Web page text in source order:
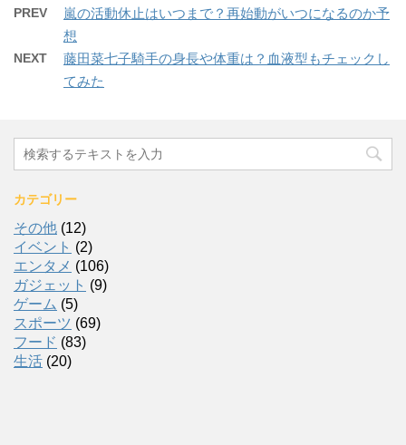
PREV
嵐の活動休止はいつまで？再始動がいつになるのか予
想
NEXT
藤田菜七子騎手の身長や体重は？血液型もチェックし
てみた
カテゴリー
その他 (12)
イベント (2)
エンタメ (106)
ガジェット (9)
ゲーム (5)
スポーツ (69)
フード (83)
生活 (20)